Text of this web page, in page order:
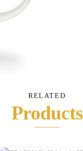
RELATED
Products